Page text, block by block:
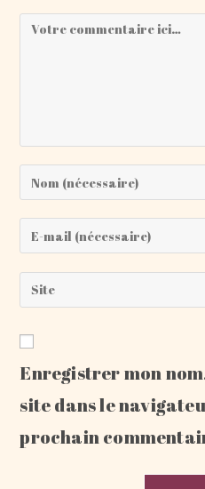
Comment
Enter
your
name
or
to
comment
Enter
your
email
address
comment
Saisir
l’URL
votre
site
Enregistrer mon
site dans le
prochain